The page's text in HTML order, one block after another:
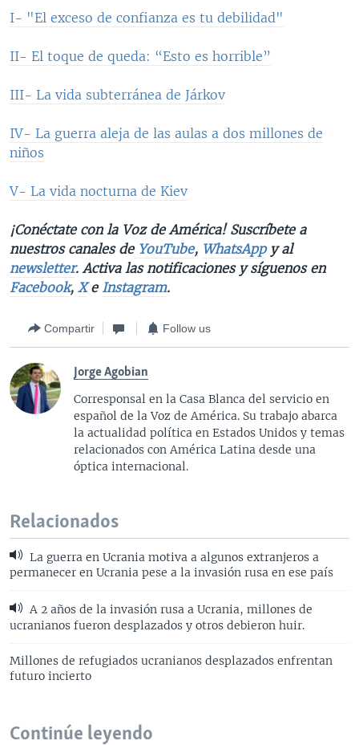
I- "El exceso de confianza es tu debilidad"
II- El toque de queda: “Esto es horrible”
III- La vida subterránea de Járkov
IV- La guerra aleja de las aulas a dos millones de
niños
V- La vida nocturna de Kiev
¡Conéctate con la Voz de América! Suscríbete a
nuestros canales deYouTube, WhatsAppy al
newsletter. Activa las notificaciones y síguenos en
Facebook, Xe Instagram.
Compartir Follow us
Jorge Agobian
Corresponsal en la Casa Blanca del servicio en
español de la Voz de América. Su trabajo abarca
la actualidad política en Estados Unidos y temas
relacionados con América Latina desde una
óptica internacional.
Relacionados
La guerra en Ucrania motiva a algunos extranjeros a
permanecer en Ucrania pese a la invasión rusa en ese país
A 2 años de la invasión rusa a Ucrania, millones de
ucranianos fueron desplazados y otros debieron huir.
Millones de refugiados ucranianos desplazados enfrentan
futuro incierto
Continúe leyendo